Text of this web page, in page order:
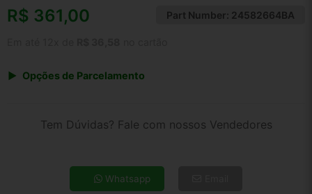
R$ 361,00 Part Number: 24582664BA
Opções de Parcelamento
5x de R$ 81,09
6x de R$ 68,38
Tem Dúvidas? Fale com nossos Vendedores
Whatsapp